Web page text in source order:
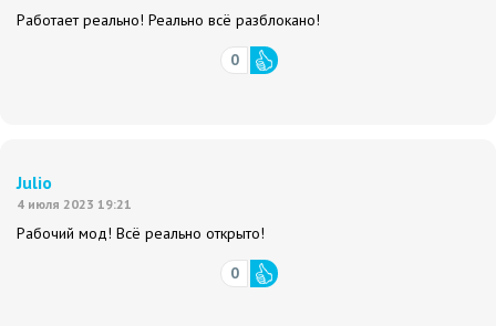
Работает реально! Реально всё разблокано!
0
Julio
4 июля 2023 19:21
Рабочий мод! Всё реально открыто!
0